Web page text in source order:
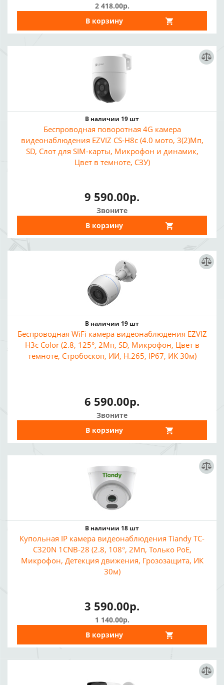
2 418.00р.
В корзину
В наличии 19 шт
Беспроводная поворотная 4G камера
видеонаблюдения EZVIZ CS-H8c (4.0 мото, 3(2)Мп,
SD, Слот для SIM-карты, Микрофон и динамик,
Цвет в темноте, СЗУ)
9 590.00р.
Звоните
В корзину
В наличии 19 шт
Беспроводная WiFi камера видеонаблюдения EZVIZ
H3c Color (2.8, 125°, 2Мп, SD, Микрофон, Цвет в
темноте, Стробоскоп, ИИ, H.265, IP67, ИК 30м)
6 590.00р.
Звоните
В корзину
В наличии 18 шт
Купольная IP камера видеонаблюдения Tiandy TC-
C320N 1CNB-28 (2.8, 108°, 2Мп, Только PoE,
Микрофон, Детекция движения, Грозозащита, ИК
30м)
3 590.00р.
1 140.00р.
В корзину